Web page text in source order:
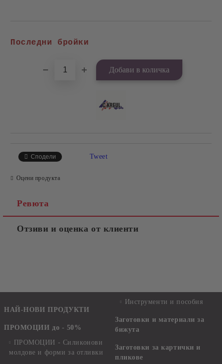
Последни бройки
Сподели Tweet
Оцени продукта
Ревюта
Отзиви и оценка от клиенти
НАЙ-НОВИ ПРОДУКТИ
ПРОМОЦИИ до - 50%
ПРОМОЦИИ - Силиконови
молдове и форми за отливки
Инструменти и пособия
Заготовки и материали за
бижута
Заготовки за картички и
пликове